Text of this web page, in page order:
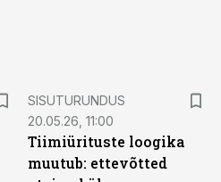
SISUTURUNDUS
20.05.26, 11:00
Tiimiürituste loogika
muutub: ettevõtted